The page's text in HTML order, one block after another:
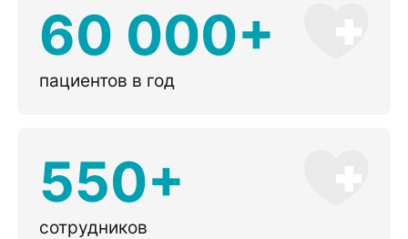
60 000+
пациентов в год
550+
сотрудников